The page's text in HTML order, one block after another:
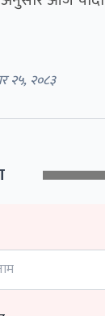
२५, २०८३